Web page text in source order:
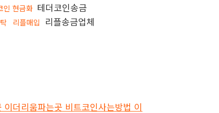
인 현금화 테더코인송금
리플매입 리플송금업체
더리움파는곳 비트코인사는방법 이